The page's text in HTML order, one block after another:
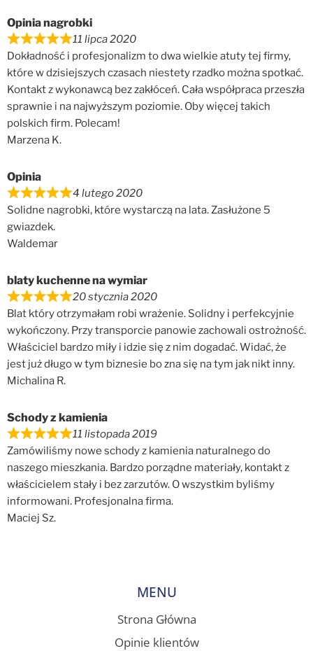
Opinia nagrobki
11 lipca 2020
Dokładność i profesjonalizm to dwa wielkie atuty tej firmy,
które w dzisiejszych czasach niestety rzadko można spotkać.
Kontakt z wykonawcą bez zakłóceń. Cała współpraca przeszła
sprawnie i na najwyższym poziomie. Oby więcej takich
polskich firm. Polecam!
Marzena K.
Opinia
4 lutego 2020
Solidne nagrobki, które wystarczą na lata. Zasłużone 5
gwiazdek.
Waldemar
blaty kuchenne na wymiar
20 stycznia 2020
Blat który otrzymałam robi wrażenie. Solidny i perfekcyjnie
wykończony. Przy transporcie panowie zachowali ostrożność.
Właściciel bardzo miły i idzie się z nim dogadać. Widać, że
jest już długo w tym biznesie bo zna się na tym jak nikt inny.
Michalina R.
Schody z kamienia
11 listopada 2019
Zamówiliśmy nowe schody z kamienia naturalnego do
naszego mieszkania. Bardzo porządne materiały, kontakt z
właścicielem stały i bez zarzutów. O wszystkim byliśmy
informowani. Profesjonalna firma.
Maciej Sz.
MENU
Strona Główna
Opinie klientów